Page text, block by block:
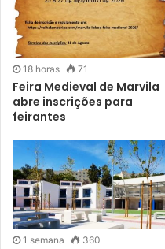
18 horas 71
Feira Medieval de Marvila
abre inscrições para
feirantes
1 semana 360